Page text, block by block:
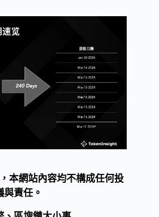
本網站內容均不構成任何投
與責任。